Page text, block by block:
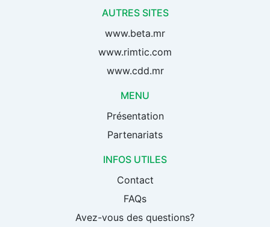
AUTRES SITES
www.beta.mr
www.rimtic.com
www.cdd.mr
MENU
Présentation
Partenariats
INFOS UTILES
Contact
FAQs
Avez-vous des questions?